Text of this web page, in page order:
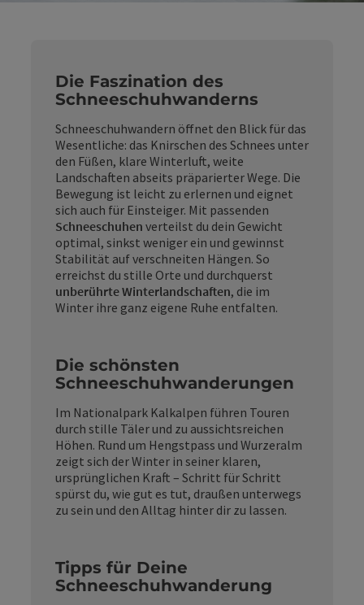
Die Faszination des
Schneeschuhwanderns
Schneeschuhwandern öffnet den Blick für das
Wesentliche: das Knirschen des Schnees unter
den Füßen, klare Winterluft, weite
Landschaften abseits präparierter Wege. Die
Bewegung ist leicht zu erlernen und eignet
sich auch für Einsteiger. Mit passenden
Schneeschuhen verteilst du dein Gewicht
optimal, sinkst weniger ein und gewinnst
Stabilität auf verschneiten Hängen. So
erreichst du stille Orte und durchquerst
unberührte Winterlandschaften, die im
Winter ihre ganz eigene Ruhe entfalten.
Die schönsten
Schneeschuhwanderungen
Im Nationalpark Kalkalpen führen Touren
durch stille Täler und zu aussichtsreichen
Höhen. Rund um Hengstpass und Wurzeralm
zeigt sich der Winter in seiner klaren,
ursprünglichen Kraft – Schritt für Schritt
spürst du, wie gut es tut, draußen unterwegs
zu sein und den Alltag hinter dir zu lassen.
Tipps für Deine
Schneeschuhwanderung